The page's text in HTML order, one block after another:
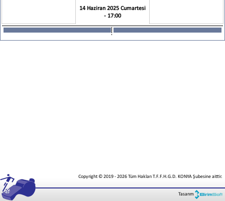
14 Haziran 2025 Cumartesi
- 17:00
Copyright © 2019-2026Tüm Hakları T.F.F.H.G.D. KONYA Şubesine aittir.
Tasarım